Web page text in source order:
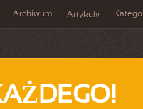
Archiwum Artykuły